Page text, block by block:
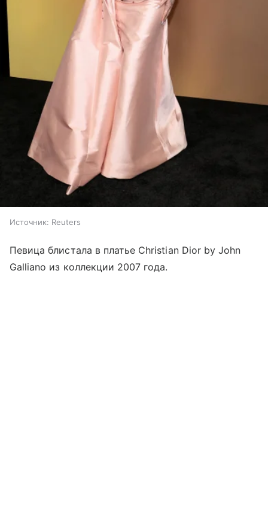
Источник: Reuters
Певица блистала в платье Christian Dior by John
Galliano из коллекции 2007 года.